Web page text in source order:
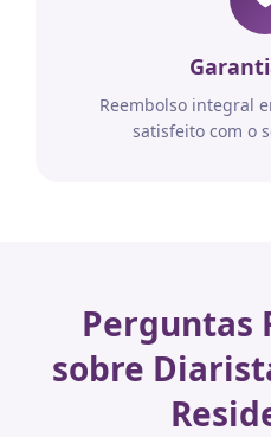
Reembolso integral
satisfeito com o
Perguntas
sobre